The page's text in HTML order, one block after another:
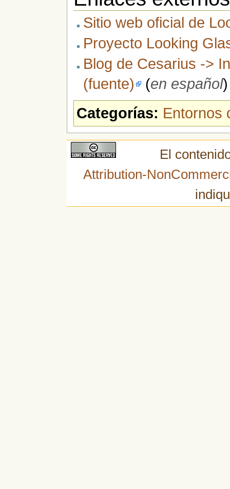
Sitio web oficial de
Proyecto Looking
Blog de Cesarius ->
(fuente)
(en español)
Categorías: Entornos
El
Attribution-